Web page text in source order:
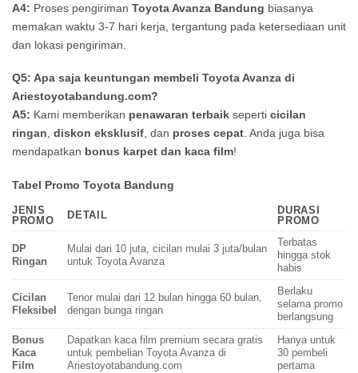
A4: Proses pengiriman Toyota Avanza Bandung biasanya
memakan waktu 3-7 hari kerja, tergantung pada ketersediaan unit
dan lokasi pengiriman.
Q5: Apa saja keuntungan membeli Toyota Avanza di
Ariestoyotabandung.com?
A5: Kami memberikan penawaran terbaik seperti cicilan
ringan, diskon eksklusif, dan proses cepat. Anda juga bisa
mendapatkan bonus karpet dan kaca film!
Tabel Promo Toyota Bandung
JENIS
PROMO
DETAIL
DURASI
PROMO
DP
Ringan
Mulai dari 10 juta, cicilan mulai 3 juta/bulan
untuk Toyota Avanza
Terbatas
hingga stok
habis
Cicilan
Fleksibel
Tenor mulai dari 12 bulan hingga 60 bulan,
dengan bunga ringan
Berlaku
selama promo
berlangsung
Bonus
Kaca
Film
Dapatkan kaca film premium secara gratis
untuk pembelian Toyota Avanza di
Ariestoyotabandung.com
Hanya untuk
30 pembeli
pertama